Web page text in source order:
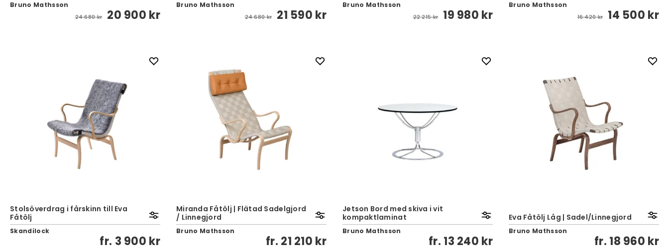
Bruno Mathsson
24 680 kr 20 900 kr
Bruno Mathsson
24 680 kr 21 590 kr
Bruno Mathsson
22 215 kr 19 980 kr
Bruno Mathsson
16 420 kr 14 500 kr
Stolsöverdrag i fårskinn till Eva
Fåtölj
Skandilock
fr. 3 900 kr
Miranda Fåtölj | Flätad Sadelgjord
/ Linnegjord
Bruno Mathsson
fr. 21 210 kr
Jetson Bord med skiva i vit
kompaktlaminat
Bruno Mathsson
fr. 13 240 kr
Eva Fåtölj Låg | Sadel/Linnegjord
Bruno Mathsson
fr. 18 960 kr